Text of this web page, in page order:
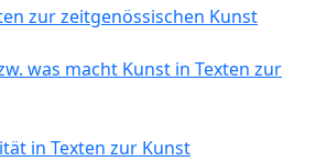
zur zeitgenössischen Kunst
was macht Kunst in Texten zur
in Texten zur Kunst